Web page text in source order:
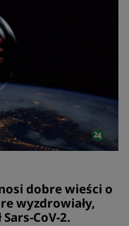
dobre wieści o
wyzdrowiały,
CoV-2.